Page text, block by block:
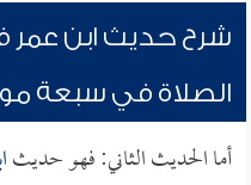
شرح حديث ابن عمر
الصلاة في سبعة
أما الحديث الثاني: فهو حديث